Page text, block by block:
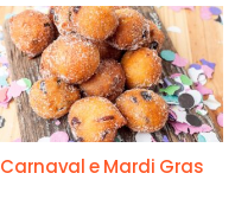
Carnaval e Mardi Gras